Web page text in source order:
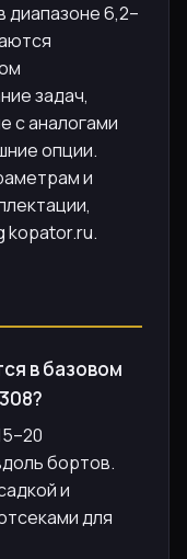
диапазоне 6,2–
задач,
с аналогами
опции.
и
kopator.ru.
в базовом
бортов.
и
для